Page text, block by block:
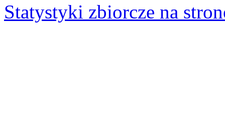
Statystyki zbiorcze na